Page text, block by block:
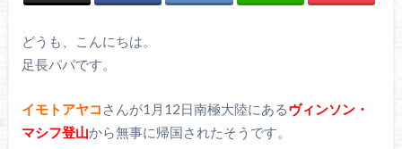
どうも、こんにちは。
足長パパです。
イモトアヤコ さんが1月12日南極大陸にあるヴィンソン・
マシフ登山から無事に帰国されたそうです。